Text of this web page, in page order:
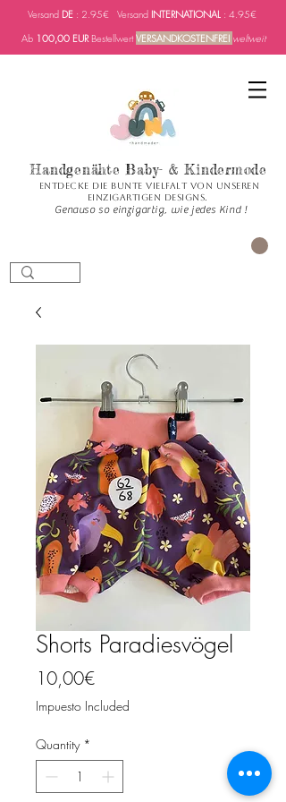
Versand DE : 2.95€ Versand INTERNATIONAL : 4.95€
Ab 100,00 EURBestellwertVERSANDKOSTENFREI weltweit
Handgenähte Baby- & Kindermode
Entdecke die bunte Vielfalt von unseren
einzigartigen Designs.
Genauso so einzigartig, wie jedes Kind !
Shorts Paradiesvögel
10,00€Price
Impuesto Included
Quantity *